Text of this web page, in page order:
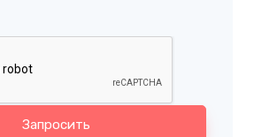
Запросить